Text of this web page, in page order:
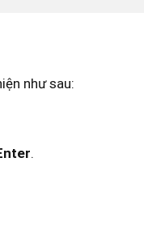
như sau:
.